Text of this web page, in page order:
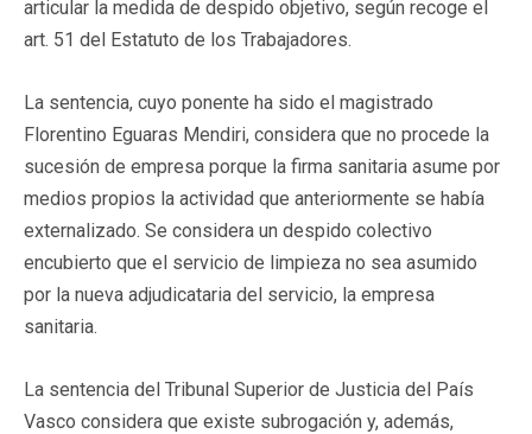
articular la medida de despido objetivo, según recoge el
art. 51 del Estatuto de los Trabajadores.
La sentencia, cuyo ponente ha sido el magistrado
Florentino Eguaras Mendiri, considera que no procede la
sucesión de empresa porque la firma sanitaria asume por
medios propios la actividad que anteriormente se había
externalizado. Se considera un despido colectivo
encubierto que el servicio de limpieza no sea asumido
por la nueva adjudicataria del servicio, la empresa
sanitaria.
La sentencia del Tribunal Superior de Justicia del País
Vasco considera que existe subrogación y, además,